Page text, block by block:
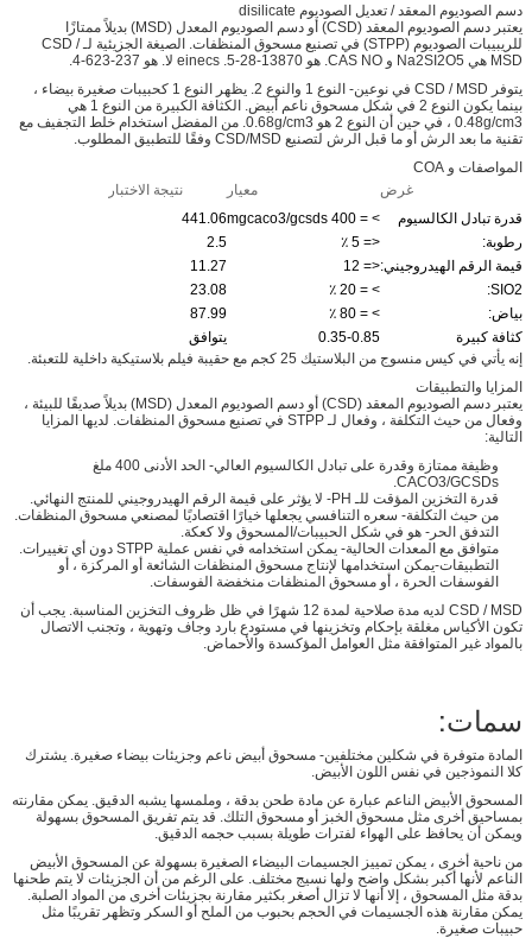
دسم الصوديوم المعقد / تعديل الصوديوم disilicate
يعتبر دسم الصوديوم المعقد (CSD) أو دسم الصوديوم المعدل (MSD) بديلاً ممتازًا
للريبيبات الصوديوم (STPP) في تصنيع مسحوق المنظفات. الصيغة الجزيئية لـ CSD /
MSD هي Na2SI2O5 و CAS NO. هو 13870-28-5. einecs لا. هو 237-623-4.
يتوفر CSD / MSD في نوعين- النوع 1 والنوع 2. يظهر النوع 1 كحبيبات صغيرة بيضاء ،
بينما يكون النوع 2 في شكل مسحوق ناعم أبيض. الكثافة الكبيرة من النوع 1 هي
0.48g/cm3 ، في حين أن النوع 2 هو 0.68g/cm3. من المفضل استخدام خلط التجفيف مع
تقنية ما بعد الرش أو ما قبل الرش لتصنيع CSD/MSD وفقًا للتطبيق المطلوب.
المواصفات و COA
غرض
معيار
نتيجة الاختبار
قدرة تبادل الكالسيوم
> = 400 mgcaco3/gcsds
441.06
رطوبة:
<= 5 ٪
2.5
قيمة الرقم الهيدروجيني:<= 12
11.27
SIO2:
> = 20 ٪
23.08
بياض:
> = 80 ٪
87.99
كثافة كبيرة
0.35-0.85
يتوافق
إنه يأتي في كيس منسوج من البلاستيك 25 كجم مع حقيبة فيلم بلاستيكية داخلية للتعبئة.
المزايا والتطبيقات
يعتبر دسم الصوديوم المعقد (CSD) أو دسم الصوديوم المعدل (MSD) بديلاً صديقًا للبيئة ،
وفعال من حيث التكلفة ، وفعال لـ STPP في تصنيع مسحوق المنظفات. لديها المزايا
التالية:
وظيفة ممتازة وقدرة على تبادل الكالسيوم العالي- الحد الأدنى 400 ملغ
CACO3/GCSDs.
قدرة التخزين المؤقت للـ PH- لا يؤثر على قيمة الرقم الهيدروجيني للمنتج النهائي.
من حيث التكلفة- سعره التنافسي يجعلها خيارًا اقتصاديًا لمصنعي مسحوق المنظفات.
التدفق الحر- هو في شكل الحبيبات/المسحوق ولا كعكة.
متوافق مع المعدات الحالية- يمكن استخدامه في نفس عملية STPP دون أي تغييرات.
التطبيقات-يمكن استخدامها لإنتاج مسحوق المنظفات الشائعة أو المركزة ، أو
الفوسفات الحرة ، أو مسحوق المنظفات منخفضة الفوسفات.
CSD / MSD لديه مدة صلاحية لمدة 12 شهرًا في ظل ظروف التخزين المناسبة. يجب أن
تكون الأكياس مغلقة بإحكام وتخزينها في مستودع بارد وجاف وتهوية ، وتجنب الاتصال
بالمواد غير المتوافقة مثل العوامل المؤكسدة والأحماض.
سمات:
المادة متوفرة في شكلين مختلفين- مسحوق أبيض ناعم وجزيئات بيضاء صغيرة. يشترك
كلا النموذجين في نفس اللون الأبيض.
المسحوق الأبيض الناعم عبارة عن مادة طحن بدقة ، وملمسها يشبه الدقيق. يمكن مقارنته
بمساحيق أخرى مثل مسحوق الخبز أو مسحوق التلك. قد يتم تفريق المسحوق بسهولة
ويمكن أن يحافظ على الهواء لفترات طويلة بسبب حجمه الدقيق.
من ناحية أخرى ، يمكن تمييز الجسيمات البيضاء الصغيرة بسهولة عن المسحوق الأبيض
الناعم لأنها أكبر بشكل واضح ولها نسيج مختلف. على الرغم من أن الجزيئات لا يتم طحنها
بدقة مثل المسحوق ، إلا أنها لا تزال أصغر بكثير مقارنة بجزيئات أخرى من المواد الصلبة.
يمكن مقارنة هذه الجسيمات في الحجم بحبوب من الملح أو السكر وتظهر تقريبًا مثل
حبيبات صغيرة.